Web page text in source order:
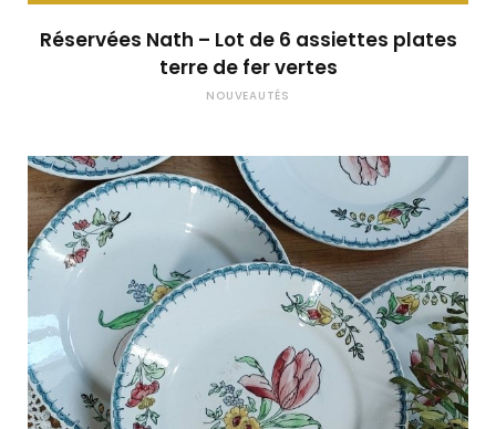
Réservées Nath – Lot de 6 assiettes plates
terre de fer vertes
NOUVEAUTÉS